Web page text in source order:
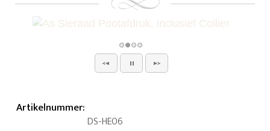
Artikelnummer:
DS-HE06